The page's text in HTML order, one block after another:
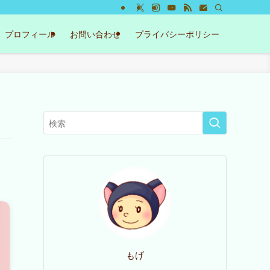
プロフィール お問い合わせ プライバシーポリシー
もげ